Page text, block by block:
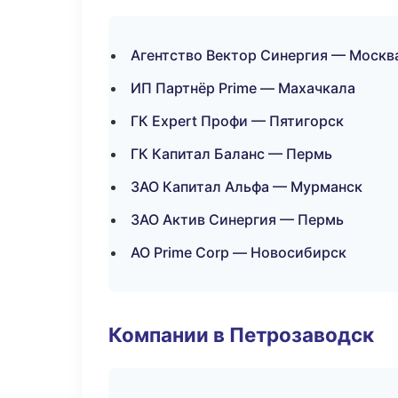
Агентство Вектор Синергия —
ИП Партнёр Prime — Махачкала
ГК Expert Профи — Пятигорск
ГК Капитал Баланс — Пермь
ЗАО Капитал Альфа — Мурманск
ЗАО Актив Синергия — Пермь
АО Prime Corp — Новосибирск
Компании в Петрозаводск